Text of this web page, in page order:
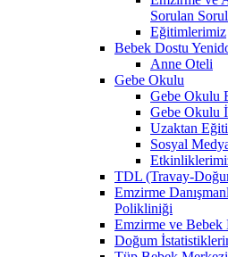
Sorulan
Eğitimlerimiz
Bebek Dostu
Anne Oteli
Gebe Okulu
Gebe Okulu
Gebe Okulu
Uzaktan
Sosyal
TDL (Travay-
Emzirme
Polikliniği
Emzirme ve Bebek
Doğum